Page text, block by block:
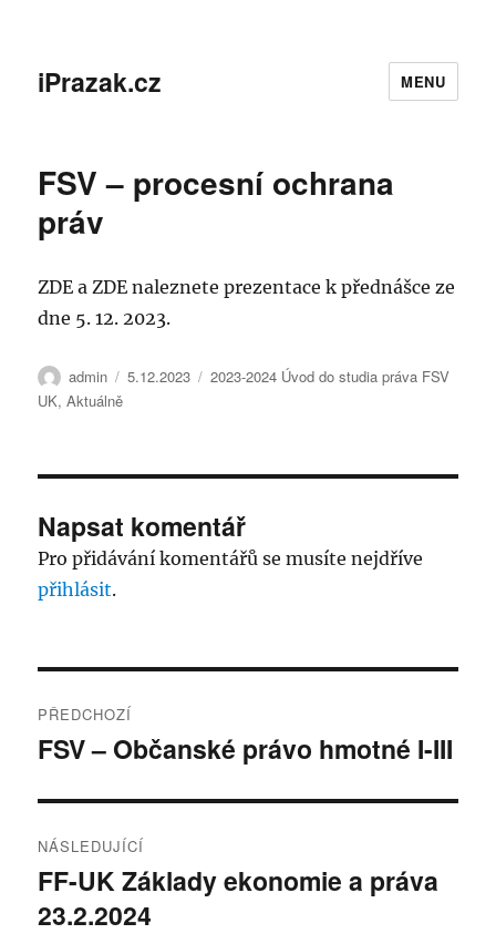
iPrazak.cz MENU
FSV – procesní ochrana
práv
ZDE a ZDE naleznete prezentace k přednášce ze
dne 5. 12. 2023.
Autor:
admin Publikováno:
5.12.2023 Rubriky:
2023-2024 Úvod do studia práva FSV
UK,Aktuálně
Napsat komentář
Pro přidávání komentářů se musíte nejdříve
přihlásit.
pro
PŘEDCHOZÍ
Předchozí
FSV – Občanské právo hmotné I-III
NÁSLEDUJÍCÍ
Následující
příspěvek:
FF-UK Základy ekonomie a práva
23.2.2024